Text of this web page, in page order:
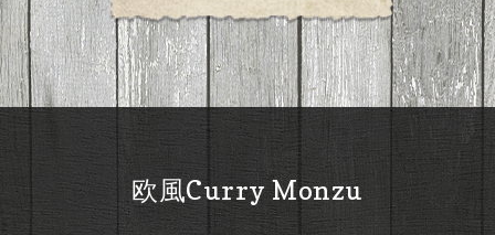
欧風Curry Monzu